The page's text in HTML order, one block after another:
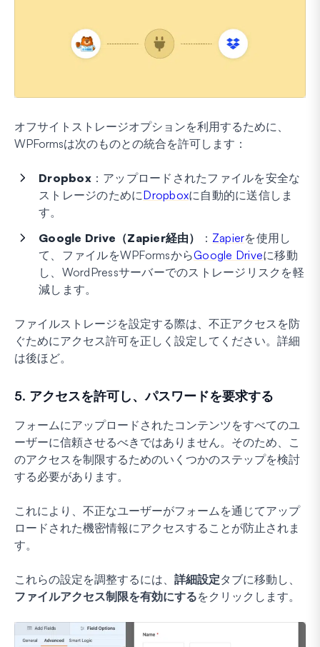
オフサイトストレージオプションを利用するために、
WPFormsは次のものとの統合を許可します：
Dropbox：アップロードされたファイルを安全な
ストレージのためにDropboxに自動的に送信しま
す。
Google Drive（Zapier経由）
： Zapierを使用し
て、ファイルをWPFormsからGoogle Driveに移動
し、WordPressサーバーでのストレージリスクを軽
減します。
ファイルストレージを設定する際は、不正アクセスを防
ぐためにアクセス許可を正しく設定してください。詳細
は後ほど。
5. アクセスを許可し、パスワードを要求する
フォームにアップロードされたコンテンツをすべてのユ
ーザーに信頼させるべきではありません。そのため、こ
のアクセスを制限するためのいくつかのステップを検討
する必要があります。
これにより、不正なユーザーがフォームを通じてアップ
ロードされた機密情報にアクセスすることが防止されま
す。
これらの設定を調整するには、 詳細設定タブに移動し、
ファイルアクセス制限を有効にするをクリックします。